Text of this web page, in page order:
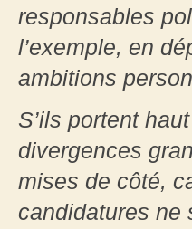
responsables
l’exemple, en
ambitions
S’ils portent
divergences
mises de côté,
candidatures ne